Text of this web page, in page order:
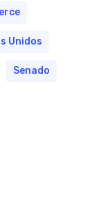
Unidos
Senado